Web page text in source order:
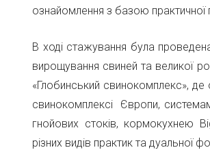
ознайомлення з базою практичної
В ході стажування була
вирощування свиней та великої
«Глобинський свинокомплекс»,
свинокомплексі Європи,
гнойових стоків, кормокухнею
різних видів практик та дуальної